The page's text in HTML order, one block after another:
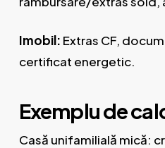
Imobil: Extras CF,
certificat energetic.
Exemplu de
Casă unifamilială mică: